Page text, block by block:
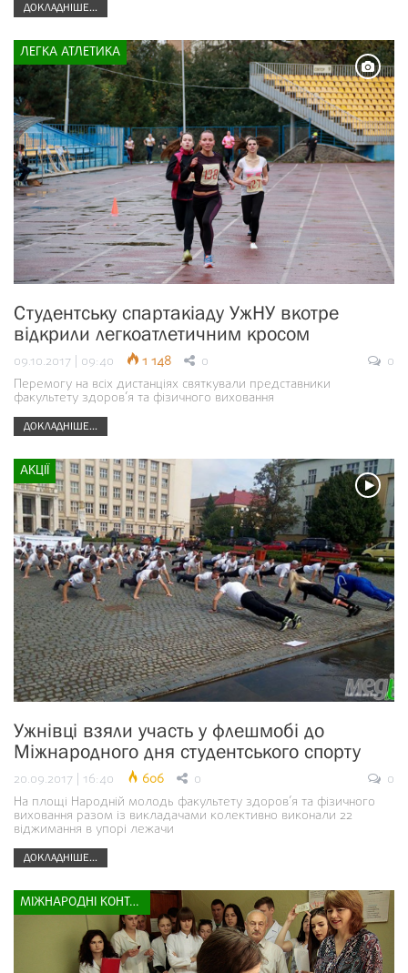
ДОКЛАДНІШЕ...
ЛЕГКА АТЛЕТИКА
Студентську спартакіаду УжНУ вкотре
відкрили легкоатлетичним кросом
09.10.2017 | 09:40 1 148 0
0
Перемогу на всіх дистанціях святкували представники
факультету здоров’я та фізичного виховання
ДОКЛАДНІШЕ...
АКЦІЇ
Ужнівці взяли участь у флешмобі до
Міжнародного дня студентського спорту
20.09.2017 | 16:40 606 0
0
На площі Народній молодь факультету здоров’я та фізичного
виховання разом із викладачами колективно виконали 22
віджимання в упорі лежачи
ДОКЛАДНІШЕ...
МІЖНАРОДНІ КОНТАКТИ